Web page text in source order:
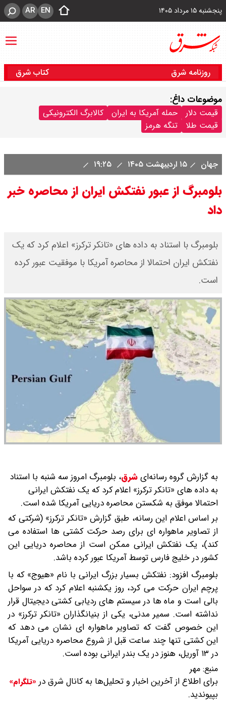
پنجشنبه ۱۵ مرداد ۱۴۰۵ EN
AR
روزنامه شرق کتاب شرق
موضوعات داغ:
قیمت دلار حمله آمریکا به ایران
کالابرگ الکترونیکی
قیمت طلا
تنگه هرمز
جهان ۱۵ اردیبهشت ۱۴۰۵
بلومبرگ از عبور نفتکش ایران از محاصره خبر
داد
بلومبرگ با استناد به داده‌ های «تانکر ترکرز» اعلام کرد که یک
نفتکش ایران احتمالا از محاصره آمریکا با موفقیت عبور کرده
است.
به گزارش گروه رسانه‌ایشرق، بلومبرگ امروز سه شنبه با استناد
به داده‌ های «تانکر ترکرز» اعلام کرد که یک نفتکش ایرانی
احتمالا موفق به شکستن محاصره دریایی آمریکا شده است.
بر اساس اعلام این رسانه، طبق گزارش «تانکر ترکرز» (شرکتی که
از تصاویر ماهواره‌ ای برای رصد حرکت کشتی‌ ها استفاده می‌
کند)، یک نفتکش ایرانی ممکن است از محاصره دریایی این
کشور در خلیج فارس توسط آمریکا عبور کرده باشد.
بلومبرگ افزود: نفتکش بسیار بزرگ ایرانی با نام «هیوج» که با
پرچم ایران حرکت می‌ کرد، روز یکشنبه اعلام کرد که در سواحل
بالی است و ماه‌ ها در سیستم‌ های ردیابی کشتی دیجیتال قرار
نداشته است. سمیر مدنی، یکی از بنیانگذاران «تانکر ترکرز» در
این خصوص گفت که تصاویر ماهواره‌ ای نشان می‌ دهد که
این کشتی تنها چند ساعت قبل از شروع محاصره دریایی آمریکا
در ۱۳ آوریل، هنوز در یک بندر ایرانی بوده است.
منبع: مهر
برای اطلاع از آخرین اخبار و تحلیل‌ها به کانال شرق در «تلگرام»
بپیوندید.